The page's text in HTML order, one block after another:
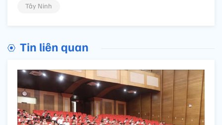
Tây Ninh
Tin liên quan